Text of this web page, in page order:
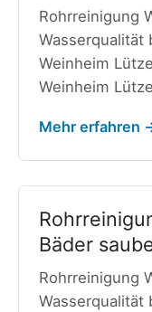
Rohrreinigung
Wasserqualität
Weinheim
Weinheim
Mehr erfahren
Bäder
Rohrreinigung
Wasserqualität